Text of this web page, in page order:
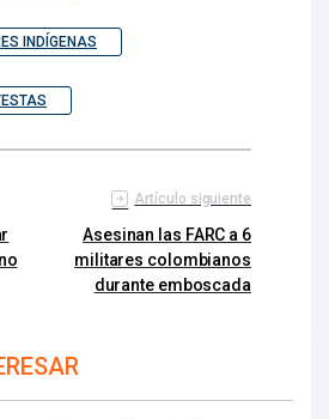
INDÍGENAS
Artículo siguiente
Asesinan las FARC a 6
militares colombianos
durante emboscada